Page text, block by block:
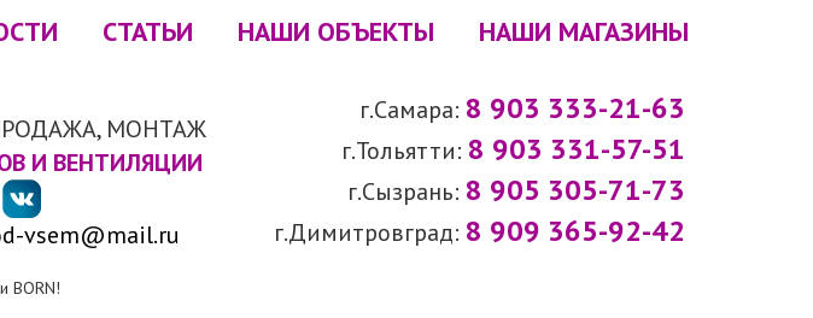
СТАТЬИ НАШИ ОБЪЕКТЫ НАШИ МАГАЗИНЫ
МОНТАЖ
И ВЕНТИЛЯЦИИ
vsem@mail.ru
г.Самара: 8 903 333-21-63
г.Тольятти: 8 903 331-57-51
г.Сызрань: 8 905 305-71-73
г.Димитровград: 8 909 365-92-42
BORN!